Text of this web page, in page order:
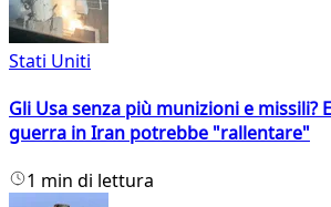
Stati Uniti
Gli Usa senza più munizioni e missili?
guerra in Iran potrebbe "rallentare"
1 min di lettura